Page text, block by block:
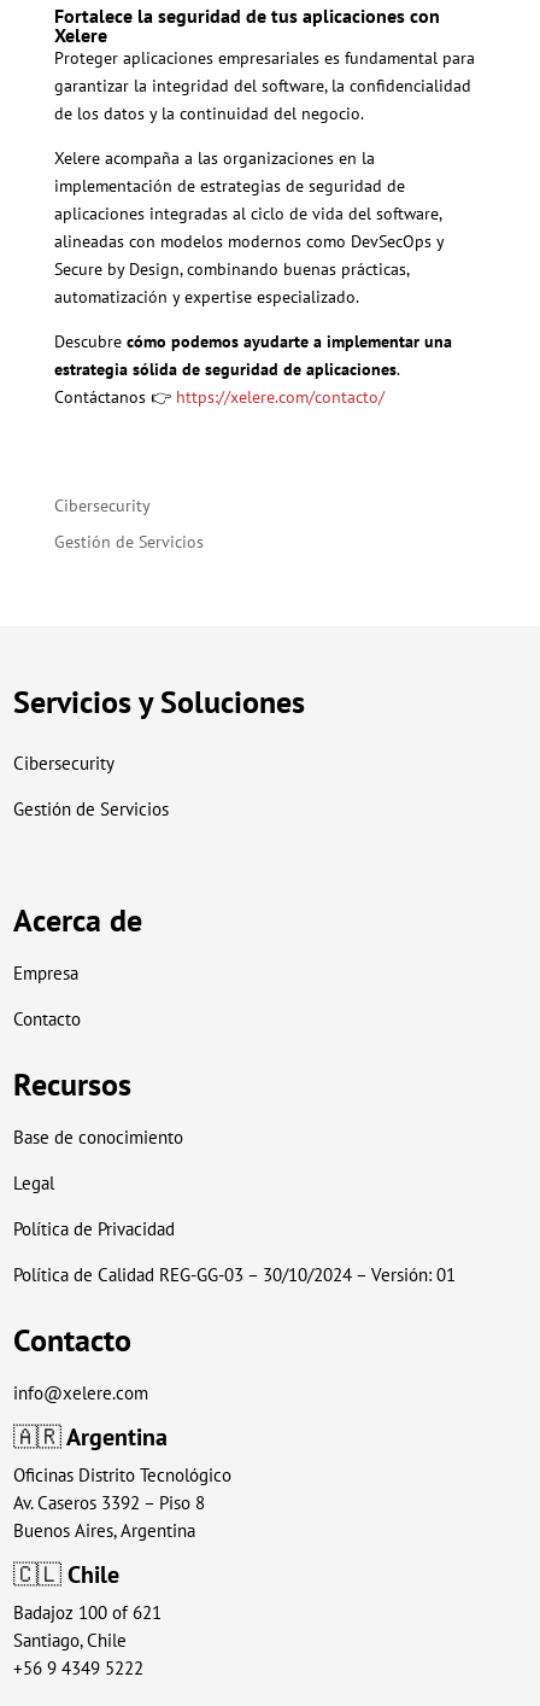
Fortalece la seguridad de tus aplicaciones con
Xelere
Proteger aplicaciones empresariales es fundamental para
garantizar la integridad del software, la confidencialidad
de los datos y la continuidad del negocio.
Xelere acompaña a las organizaciones en la
implementación de estrategias de seguridad de
aplicaciones integradas al ciclo de vida del software,
alineadas con modelos modernos como DevSecOps y
Secure by Design, combinando buenas prácticas,
automatización y expertise especializado.
Descubre cómo podemos ayudarte a implementar una
estrategia sólida de seguridad de aplicaciones.
Contáctanos 👉 https://xelere.com/contacto/
Cibersecurity
Gestión de Servicios
Servicios y Soluciones
Cibersecurity
Gestión de Servicios
Acerca de
Empresa
Contacto
Recursos
Base de conocimiento
Legal
Política de Privacidad
Política de Calidad REG-GG-03 – 30/10/2024 – Versión: 01
Contacto
info@xelere.com
🇦🇷Argentina
Oficinas Distrito Tecnológico
Av. Caseros 3392 – Piso 8
Buenos Aires, Argentina
🇨🇱 Chile
Badajoz 100 of 621
Santiago, Chile
+56 9 4349 5222